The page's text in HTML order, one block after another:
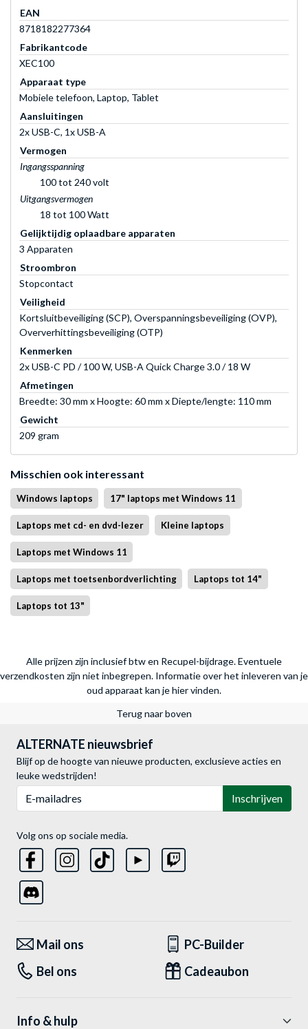
EAN
8718182277364
Fabrikantcode
XEC100
Apparaat type
Mobiele telefoon, Laptop, Tablet
Aansluitingen
2x USB-C, 1x USB-A
Vermogen
Ingangsspanning
100 tot 240 volt
Uitgangsvermogen
18 tot 100 Watt
Gelijktijdig oplaadbare apparaten
3 Apparaten
Stroombron
Stopcontact
Veiligheid
Kortsluitbeveiliging (SCP), Overspanningsbeveiliging (OVP),
Oververhittingsbeveiliging (OTP)
Kenmerken
2x USB-C PD / 100 W, USB-A Quick Charge 3.0 / 18 W
Afmetingen
Breedte: 30 mm x Hoogte: 60 mm x Diepte/lengte: 110 mm
Gewicht
209 gram
Misschien ook interessant
Windows laptops 17" laptops met Windows 11
Laptops met cd- en dvd-lezer Kleine laptops
Laptops met Windows 11
Laptops met toetsenbordverlichting Laptops tot 14"
Laptops tot 13"
Alle prijzen zijn inclusief btw en Recupel-bijdrage. Eventuele
verzendkosten zijn niet inbegrepen. Informatie over het inleveren van je
oud apparaat kan je hier vinden.
Terug naar boven
ALTERNATE nieuwsbrief
Blijf op de hoogte van nieuwe producten, exclusieve acties en
leuke wedstrijden!
Inschrijven
Volg ons op sociale media.
Mail ons
PC-Builder
Bel ons
Cadeaubon
Info & hulp